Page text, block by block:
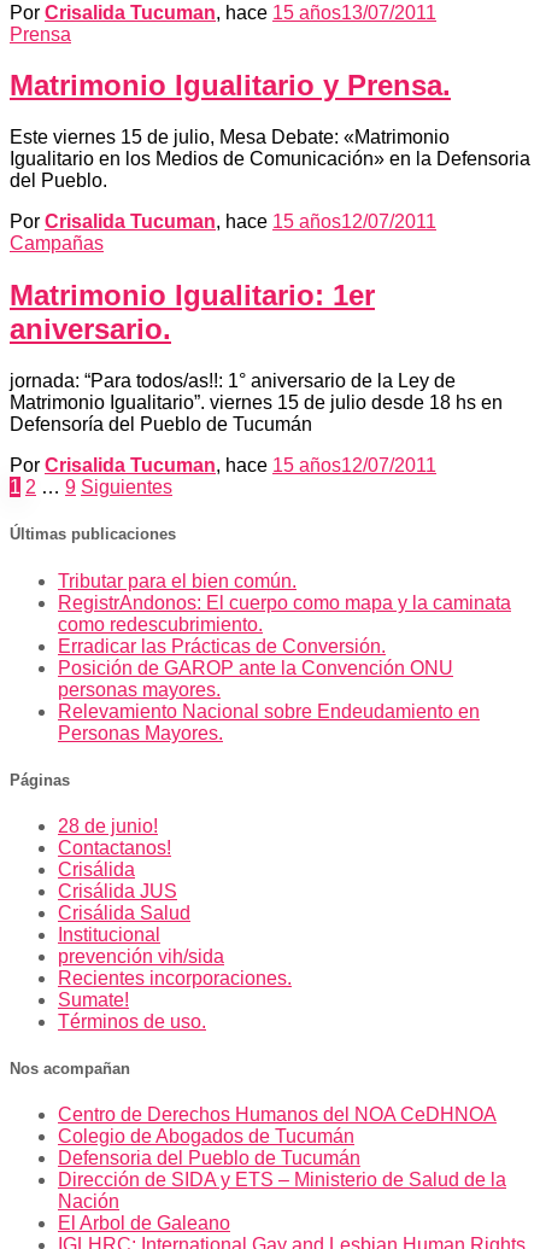
Por Crisalida Tucuman, hace 15 años13/07/2011
Prensa
Matrimonio Igualitario y Prensa.
Este viernes 15 de julio, Mesa Debate: «Matrimonio
Igualitario en los Medios de Comunicación» en la Defensoria
del Pueblo.
Por Crisalida Tucuman, hace 15 años12/07/2011
Campañas
Matrimonio Igualitario: 1er
aniversario.
jornada: “Para todos/as!!: 1° aniversario de la Ley de
Matrimonio Igualitario”. viernes 15 de julio desde 18 hs en
Defensoría del Pueblo de Tucumán
Por Crisalida Tucuman, hace 15 años12/07/2011
Paginación
de
1 2 … 9 Siguientes
Últimas publicaciones
Tributar para el bien común.
RegistrAndonos: El cuerpo como mapa y la caminata
como redescubrimiento.
Erradicar las Prácticas de Conversión.
Posición de GAROP ante la Convención ONU
personas mayores.
Relevamiento Nacional sobre Endeudamiento en
Personas Mayores.
Páginas
28 de junio!
Contactanos!
Crisálida
Crisálida JUS
Crisálida Salud
Institucional
prevención vih/sida
Recientes incorporaciones.
Sumate!
Términos de uso.
Nos acompañan
Centro de Derechos Humanos del NOA CeDHNOA
Colegio de Abogados de Tucumán
Defensoria del Pueblo de Tucumán
Dirección de SIDA y ETS – Ministerio de Salud de la
Nación
El Arbol de Galeano